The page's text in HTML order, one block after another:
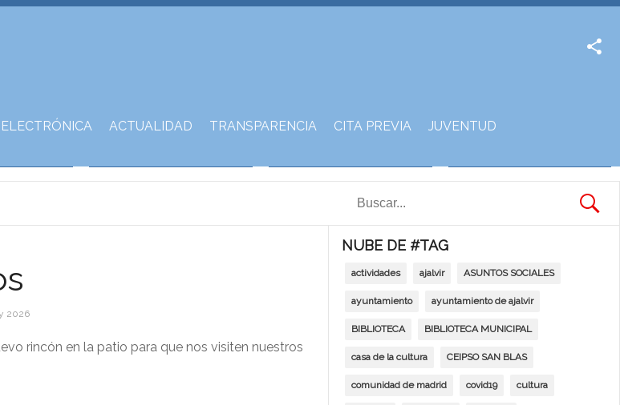
ACTUALIDAD TRANSPARENCIA CITA PREVIA JUVENTUD
2026
rincón en la patio para que nos visiten nuestros
NUBE DE #TAG
actividades ajalvir ASUNTOS SOCIALES
ayuntamiento ayuntamiento de ajalvir
BIBLIOTECA BIBLIOTECA MUNICIPAL
casa de la cultura CEIPSO SAN BLAS
comunidad de madrid covid19 cultura